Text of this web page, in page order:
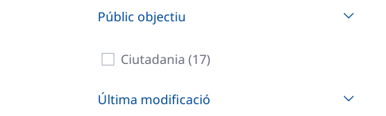
Públic objectiu
Ciutadania (17)
Última modificació